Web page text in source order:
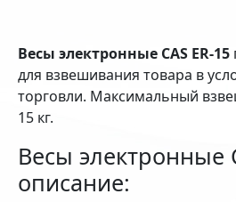
Весы электронные CAS ER-15
для взвешивания товара в
торговли. Максимальный
15 кг.
Весы электронные
описание: